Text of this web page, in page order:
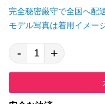
完全秘密厳守で全国へ配
モデル写真は着用イメー
- +